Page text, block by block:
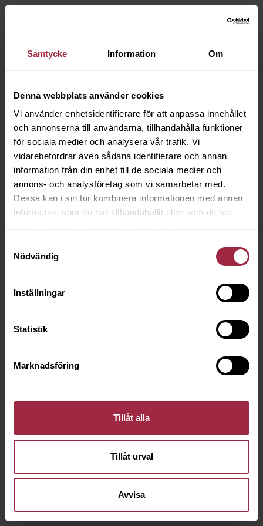
Samtycke Information Om
Denna webbplats använder cookies
Vi använder enhetsidentifierare för att anpassa innehållet
och annonserna till användarna, tillhandahålla funktioner
för sociala medier och analysera vår trafik. Vi
vidarebefordrar även sådana identifierare och annan
information från din enhet till de sociala medier och
annons- och analysföretag som vi samarbetar med.
Dessa kan i sin tur kombinera informationen med annan
information som du har tillhandahållit eller som de har
Nödvändig
Inställningar
Statistik
Marknadsföring
Tillåt alla
Tillåt urval
Avvisa